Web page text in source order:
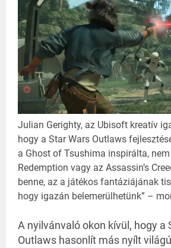
Julian Gerighty, az Ubisoft kreatív
hogy a Star Wars Outlaws
a Ghost of Tsushima inspirálta, nem
Redemption vagy az Assassin’s
benne, az a játékos fantáziájának
hogy igazán belemerülhetünk” –
A nyilvánvaló okon kívül, hogy a
Outlaws hasonlít más nyílt